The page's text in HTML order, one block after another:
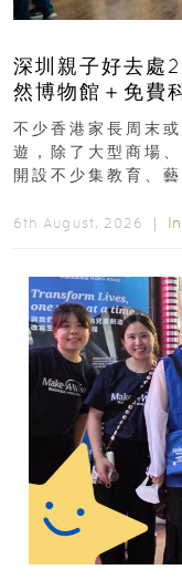
深圳親子好去處
然博物館＋免費
齡、交通、門票
不少香港家長周末
遊，除了大型商場
開設不少集教育、
6th August, 2026 ｜ In